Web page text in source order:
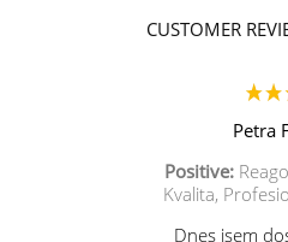
CUSTOMER
Petra
Positive:
Kvalita,
Dnes jsem